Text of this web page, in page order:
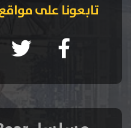
تابعونا على